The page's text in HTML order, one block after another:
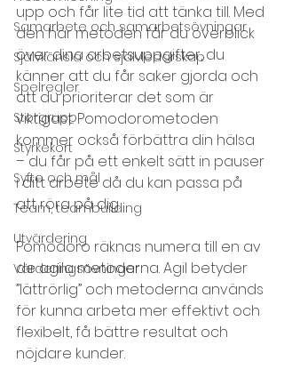
Samarbete och samarbetsövningar
Självkänsla och självledarskap
Spelregler
Storgrupp
Styrkekort
Syfte och mål
Team, teambuilding
Utvärdering
Värderingsövningar
upp och får lite tid att tänka till. Med
den här metoden får du överblick
över dina arbetsuppgifter, du
känner att du får saker gjorda och
att du prioriterar det som är
viktigast. Pomodorometoden
kommer också förbättra din hälsa
– du får på ett enkelt sätt in pauser
i ditt arbete då du kan passa på
att röra på dig.
Pomodoro räknas numera till en av
de agila metoderna. Agil betyder
”lättrörlig” och metoderna används
för kunna arbeta mer effektivt och
flexibelt, få bättre resultat och
nöjdare kunder.